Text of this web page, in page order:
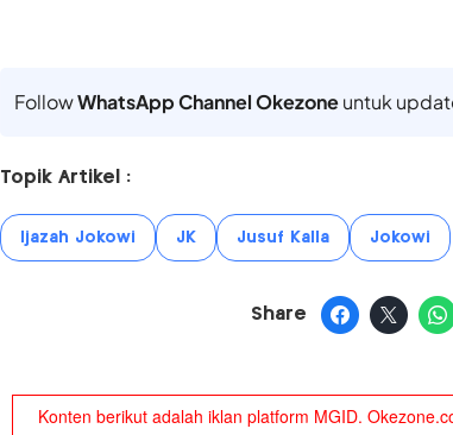
FollowWhatsApp Channel Okezoneuntuk
Topik Artikel :
Ijazah Jokowi JK Jusuf Kalla Jokowi
Share